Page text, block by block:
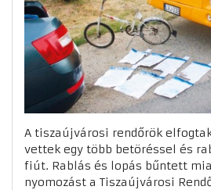
A tiszaújvárosi rendőrök
vettek egy több betöréssel és
fiút. Rablás és lopás bűntett
nyomozást a Tiszaújvárosi